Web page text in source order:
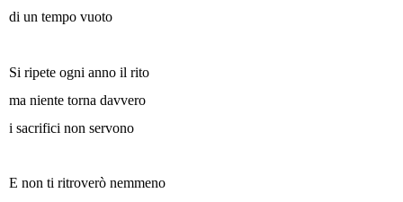
di un tempo vuoto
Si ripete ogni anno il rito
ma niente torna davvero
i sacrifici non servono
E non ti ritroverò nemmeno